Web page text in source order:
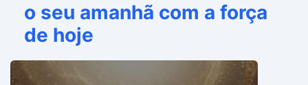
o seu amanhã com a força
de hoje